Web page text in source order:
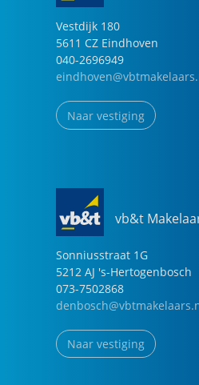
Vestdijk 180
5611 CZ Eindhoven
040-2696949
Naar vestiging
vb&t
Sonniusstraat 1G
5212 AJ 's-Hertogenbosch
073-7502868
Naar vestiging